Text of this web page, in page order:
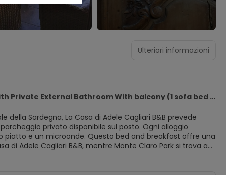
Double or Twin Room with Private External Bathroom With balcony (1 sofa bed and 1 large bed or 2 single beds and 1 sofa bed) - Free WiFi
della Sardegna, La Casa di Adele Cagliari B&B prevede
privato disponibile sul posto. Ogni alloggio
bed and breakfast offre una
Ulteriori informazioni